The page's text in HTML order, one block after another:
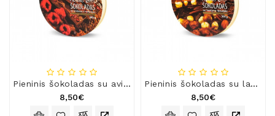
Pieninis šokoladas su avietėmis ir mėlynėmis
8,50€
Pieninis šokoladas su lazdynų riešutais
8,50€